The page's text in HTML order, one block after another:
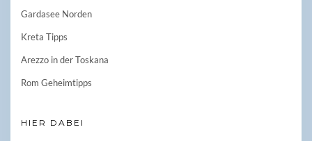
Gardasee Norden
Kreta Tipps
Arezzo in der Toskana
Rom Geheimtipps
HIER DABEI